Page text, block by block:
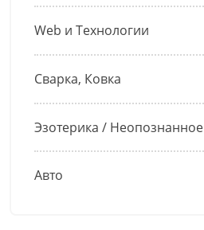
Web и Технологии
Сварка, Ковка
Эзотерика / Неопознанное
Авто